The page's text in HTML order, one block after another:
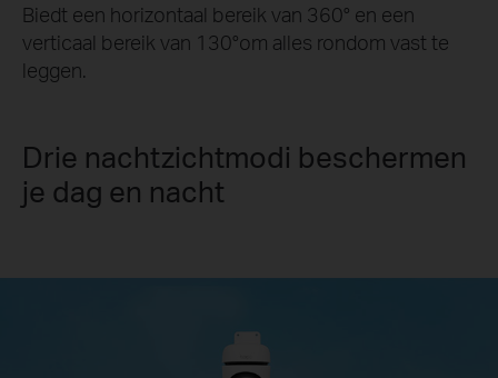
Biedt een horizontaal bereik van 360° en een
verticaal bereik van 130°om alles rondom vast te
leggen.
Drie nachtzichtmodi beschermen
je dag en nacht